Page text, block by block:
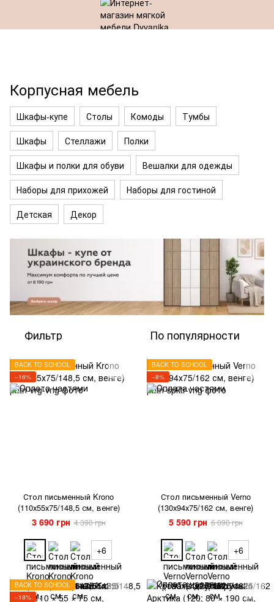
Корпусная мебель
Шкафы-купе Столы Комоды
Тумбы
Шкафы
Стеллажи
Полки
Шкафы и полки для обуви
Вешалки для одежды
Наборы для прихожей
Наборы для гостиной
Детская
Декор
Фильтр По популярности
BACK TO SCHOOL
−16%
Стол письменный Krono
(110х55х75/148,5 см, венге)
3 690 грн 4 390 грн
+6
BACK TO SCHOOL
−8%
Стол письменный Verno
(130х94х75/162 см, венге)
5 590 грн 6 090 грн
+6
BACK TO SCHOOL
−18%